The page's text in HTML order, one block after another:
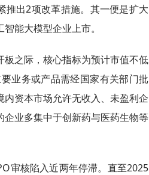
推出2项改革措施。其一便是扩大
能大模型企业上市。
之际，核心指标为预计市值不低
业务或产品需经国家有关部门批
资本市场允许无收入、未盈利企
业多集中于创新药与医药生物等
审核陷入近两年停滞。直至2025